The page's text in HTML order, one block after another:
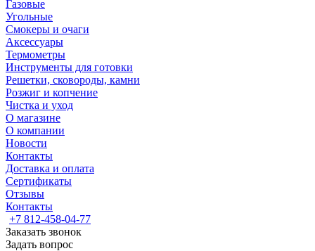
Газовые
Угольные
Смокеры и очаги
Аксессуары
Термометры
Инструменты для готовки
Решетки, сковороды, камни
Розжиг и копчение
Чистка и уход
О магазине
О компании
Новости
Контакты
Доставка и оплата
Сертификаты
Отзывы
Контакты
+7 812-458-04-77
Заказать звонок
Задать вопрос